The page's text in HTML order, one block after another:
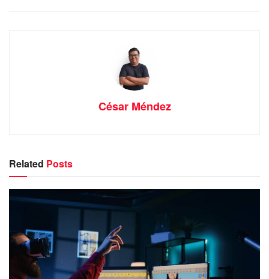
César Méndez
Related Posts